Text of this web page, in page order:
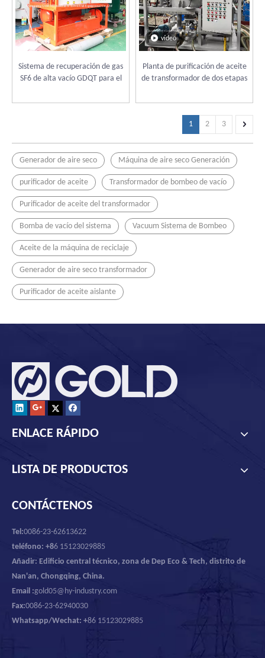
Sistema de recuperación de gas
SF6 de alta vacío GDQT para el
vídeo
Planta de purificación de aceite
de transformador de dos etapas
1 2 3
Generador de aire seco Máquina de aire seco Generación
purificador de aceite Transformador de bombeo de vacío
Purificador de aceite del transformador
Bomba de vacío del sistema Vacuum Sistema de Bombeo
Aceite de la máquina de reciclaje
Generador de aire seco transformador
Purificador de aceite aislante
ENLACE RÁPIDO
LISTA DE PRODUCTOS
CONTÁCTENOS
Tel:0086-23-62613622
teléfono: +86 15123029885
Añadir: Edificio central técnico, zona de Dep Eco & Tech, distrito de
Nan'an, Chongqing, China.
Email :gold05@hy-industry.com
Fax:0086-23-62940030
Whatsapp/Wechat: +86 15123029885